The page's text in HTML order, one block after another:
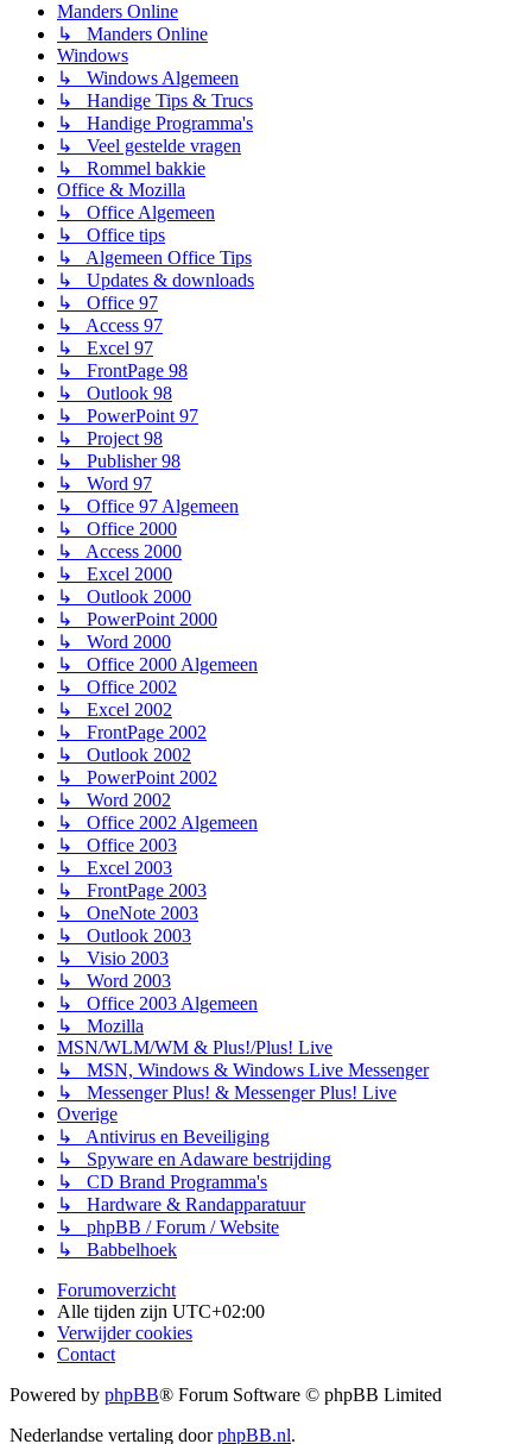
Manders Online
↳ Manders Online
Windows
↳ Windows Algemeen
↳ Handige Tips & Trucs
↳ Handige Programma's
↳ Veel gestelde vragen
↳ Rommel bakkie
Office & Mozilla
↳ Office Algemeen
↳ Office tips
↳ Algemeen Office Tips
↳ Updates & downloads
↳ Office 97
↳ Access 97
↳ Excel 97
↳ FrontPage 98
↳ Outlook 98
↳ PowerPoint 97
↳ Project 98
↳ Publisher 98
↳ Word 97
↳ Office 97 Algemeen
↳ Office 2000
↳ Access 2000
↳ Excel 2000
↳ Outlook 2000
↳ PowerPoint 2000
↳ Word 2000
↳ Office 2000 Algemeen
↳ Office 2002
↳ Excel 2002
↳ FrontPage 2002
↳ Outlook 2002
↳ PowerPoint 2002
↳ Word 2002
↳ Office 2002 Algemeen
↳ Office 2003
↳ Excel 2003
↳ FrontPage 2003
↳ OneNote 2003
↳ Outlook 2003
↳ Visio 2003
↳ Word 2003
↳ Office 2003 Algemeen
↳ Mozilla
MSN/WLM/WM & Plus!/Plus! Live
↳ MSN, Windows & Windows Live Messenger
↳ Messenger Plus! & Messenger Plus! Live
Overige
↳ Antivirus en Beveiliging
↳ Spyware en Adaware bestrijding
↳ CD Brand Programma's
↳ Hardware & Randapparatuur
↳ phpBB / Forum / Website
↳ Babbelhoek
Forumoverzicht
Alle tijden zijn UTC+02:00
Verwijder cookies
Contact
Powered by phpBB® Forum Software © phpBB Limited
Nederlandse vertaling doorphpBB.nl.